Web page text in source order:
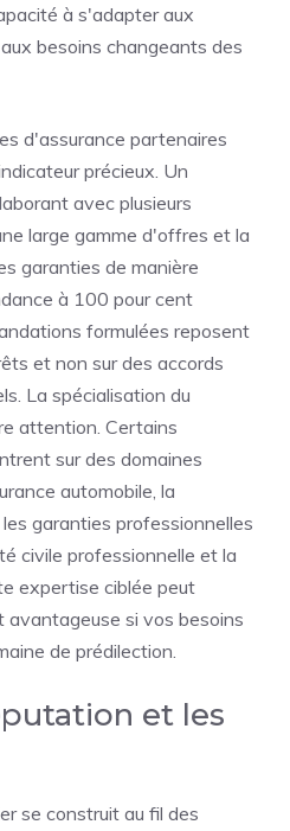
à s'adapter aux
besoins changeants des
d'assurance partenaires
précieux. Un
avec plusieurs
large gamme d'offres et la
garanties de manière
à 100 pour cent
formulées reposent
et non sur des accords
La spécialisation du
attention. Certains
sur des domaines
automobile, la
garanties professionnelles
civile professionnelle et la
expertise ciblée peut
si vos besoins
de prédilection.
et les
se construit au fil des